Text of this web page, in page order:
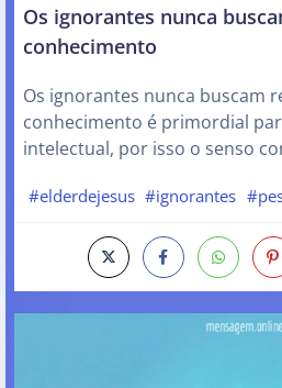
Os ignorantes nunca
conhecimento
Os ignorantes nunca buscam
conhecimento é primordial
intelectual, por isso o senso
#elderdejesus #ignorantes